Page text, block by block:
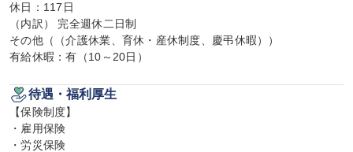
休日：117日
（内訳） 完全週休二日制
その他（（介護休業、育休・産休制度、慶弔休暇））
有給休暇：有（10～20日）
待遇・福利厚生
【保険制度】
・雇用保険
・労災保険